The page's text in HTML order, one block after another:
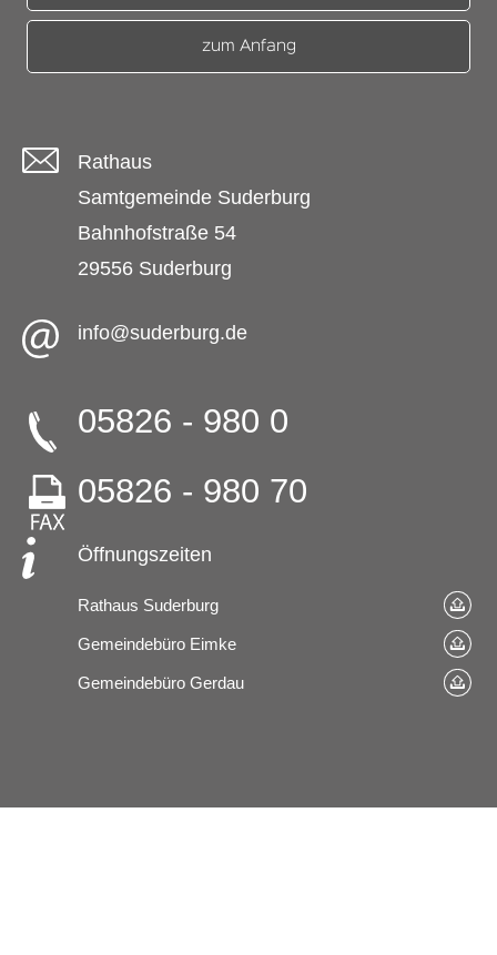
zum Anfang
Rathaus
Samtgemeinde Suderburg
Bahnhofstraße 54
29556 Suderburg
info@suderburg.de
05826 - 980 0
05826 - 980 70
Öffnungszeiten
Rathaus Suderburg
Gemeindebüro Eimke
Gemeindebüro Gerdau